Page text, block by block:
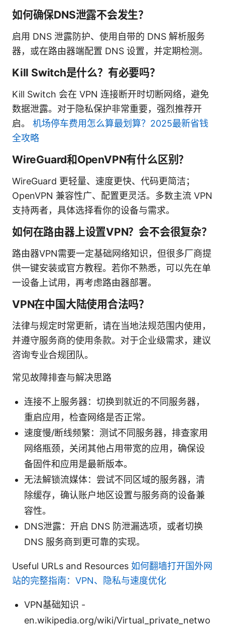
如何确保DNS泄露不会发生？
启用 DNS 泄露防护、使用自带的 DNS 解析服务
器，或在路由器端配置 DNS 设置，并定期检测。
Kill Switch是什么？有必要吗？
Kill Switch 会在 VPN 连接断开时切断网络，避免
数据泄露。对于隐私保护非常重要，强烈推荐开
启。 机场停车费用怎么算最划算？2025最新省钱
全攻略
WireGuard和OpenVPN有什么区别？
WireGuard 更轻量、速度更快、代码更简洁；
OpenVPN 兼容性广、配置更灵活。多数主流 VPN
支持两者，具体选择看你的设备与需求。
如何在路由器上设置VPN？会不会很复杂？
路由器VPN需要一定基础网络知识，但很多厂商提
供一键安装或官方教程。若你不熟悉，可以先在单
一设备上试用，再考虑路由器部署。
VPN在中国大陆使用合法吗？
法律与规定时常更新，请在当地法规范围内使用，
并遵守服务商的使用条款。对于企业级需求，建议
咨询专业合规团队。
常见故障排查与解决思路
连接不上服务器：切换到就近的不同服务器，
重启应用，检查网络是否正常。
速度慢/断线频繁：测试不同服务器，排查家用
网络瓶颈，关闭其他占用带宽的应用，确保设
备固件和应用是最新版本。
无法解锁流媒体：尝试不同区域的服务器，清
除缓存，确认账户地区设置与服务商的设备兼
容性。
DNS泄露：开启 DNS 防泄漏选项，或者切换
DNS 服务商到更可靠的实现。
Useful URLs and Resources 如何翻墙打开国外网
站的完整指南：VPN、隐私与速度优化
VPN基础知识 -
en.wikipedia.org/wiki/Virtual_private_netwo